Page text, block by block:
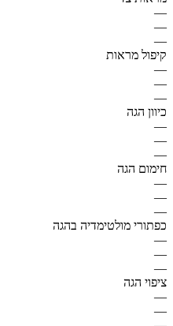
—
—
—
קיפול מראות
—
—
—
כיוון הגה
—
—
—
חימום הגה
—
—
—
כפתורי מולטימדיה בהגה
—
—
—
ציפוי הגה
—
—